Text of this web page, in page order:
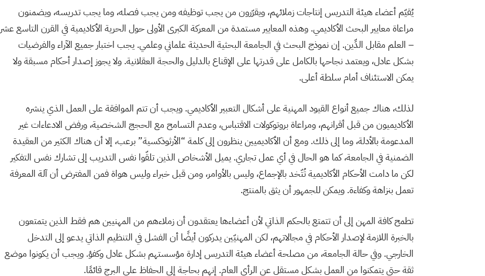
يُقيّم أعضاء هيئة التدريس إنتاجات زملائهم، ويقرّرون من يجب توظيفه ومن يجب فصله، وما يجب تدريسه، ويضمنون
مراعاة معايير البحث الأكاديمي. وهذه المعايير مستمدة من المعركة الكبرى الأولى حول الحرية الأكاديمية في القرن التاسع عشر
– العلم مقابل الدِّين. إن نموذج البحث في الجامعة البحثية الحديثة علماني وعلمي. يجب اختبار جميع الآراء والفرضيات
بشكل عادل، ويعتمد نجاحها بالكامل على قدرتها على الإقناع بالدليل والحجة العقلانية. ولا يجوز إصدار أحكام مسبقة ولا
يمكن الاستئناف أمام سلطة أعلى.
لذلك، هناك جميع أنواع القيود المهنية على أشكال التعبير الأكاديمي. ويجب أن تتم الموافقة على العمل الذي ينشره
الأكاديميون من قبل أقرانهم، ومراعاة بروتوكولات الاقتباس، وعدم التسامح مع الحجج الشخصية، ورفض الادعاءات غير
المدعومة بالأدلة، وما إلى ذلك. ومع أن الأكاديميين ينظرون إلى كلمة “الأرثوذكسية” برعب، إلا أن هناك الكثير من العقيدة
الضمنية في الجامعة، كما هو الحال في أي عمل تجاري. يميل الأشخاص الذين تلقّوا نفس التدريب إلى تشارك نفس التفكير
لكن ما دامت الأحكام الأكاديمية تُتّخد بالإجماع، وليس بالأوامر، ومن قبل خبراء وليس هواة فمن المفترض أن آلة المعرفة
تعمل بنزاهة وكفاءة. ويمكن للجمهور أن يثق بالمنتج.
تطمح كافة المهن إلى أن تتمتع بالحكم الذاتي لأن أعضاءها يعتقدون أن زملاءهم من المهنيين هم فقط الذين يتمتعون
بالخبرة اللازمة لإصدار الأحكام في مجالاتهم، لكن المهنيّين يدركون أيضًا أن الفشل في التنظيم الذاتي يدعو إلى التدخل
الخارجي. وفي حالة الجامعة، من مصلحة أعضاء هيئة التدريس إدارة مؤسستهم بشكل عادل وكفؤ. ويجب أن يكونوا موضع
ثقة حتى يتمكنوا من العمل بشكل مستقل عن الرأي العام. إنهم بحاجة إلى الحفاظ على البرج قائمًا.